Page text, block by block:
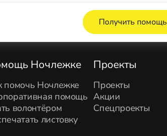
Получить помощь
Ночлежке
помочь Ночлежке
помощь
волонтёром
листовку
Проекты
Проекты
Акции
Спецпроекты